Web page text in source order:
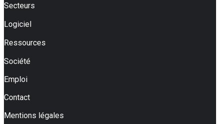
Secteurs
Logiciel
Ressources
Société
Emploi
Contact
Mentions légales